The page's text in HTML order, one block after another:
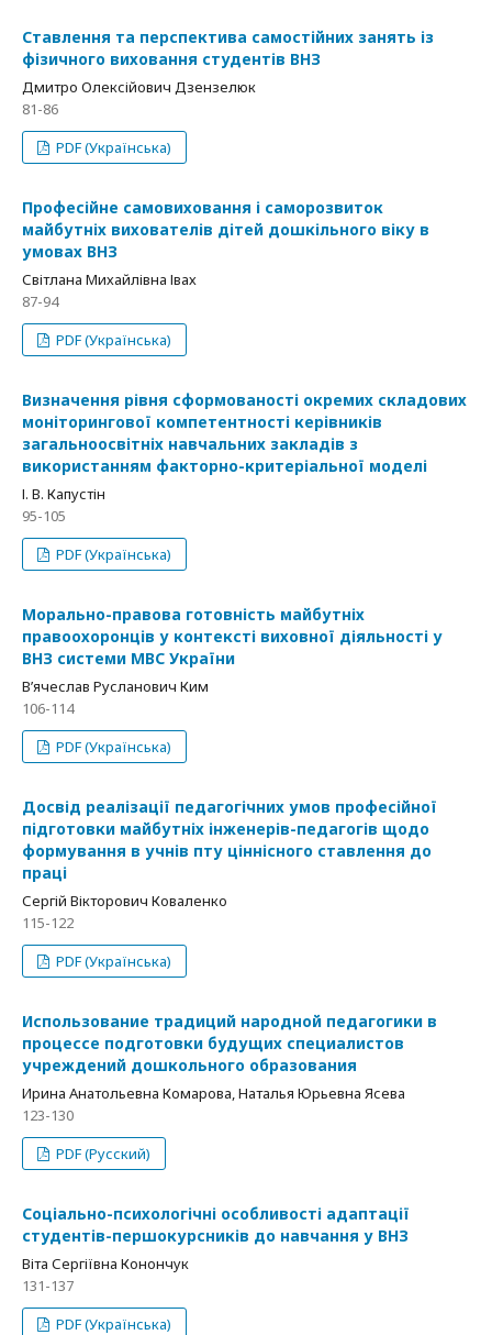
Ставлення та перспектива самостійних занять із
фізичного виховання студентів ВНЗ
Дмитро Олексійович Дзензелюк
81-86
PDF (Українська)
Професійне самовиховання і саморозвиток
майбутніх вихователів дітей дошкільного віку в
умовах ВНЗ
Світлана Михайлівна Івах
87-94
PDF (Українська)
Визначення рівня сформованості окремих складових
моніторингової компетентності керівників
загальноосвітніх навчальних закладів з
використанням факторно-критеріальної моделі
І. В. Капустін
95-105
PDF (Українська)
Морально-правова готовність майбутніх
правоохоронців у контексті виховної діяльності у
ВНЗ системи МВС України
В’ячеслав Русланович Ким
106-114
PDF (Українська)
Досвід реалізації педагогічних умов професійної
підготовки майбутніх інженерів-педагогів щодо
формування в учнів пту ціннісного ставлення до
праці
Сергій Вікторович Коваленко
115-122
PDF (Українська)
Использование традиций народной педагогики в
процессе подготовки будущих специалистов
учреждений дошкольного образования
Ирина Анатольевна Комарова, Наталья Юрьевна Ясева
123-130
PDF (Русский)
Соціально-психологічні особливості адаптації
студентів-першокурсників до навчання у ВНЗ
Віта Сергіївна Конончук
131-137
PDF (Українська)